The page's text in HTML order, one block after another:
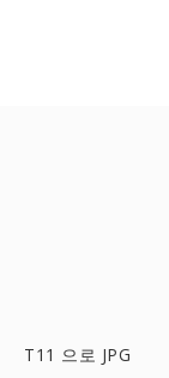
T11 으로 JPG